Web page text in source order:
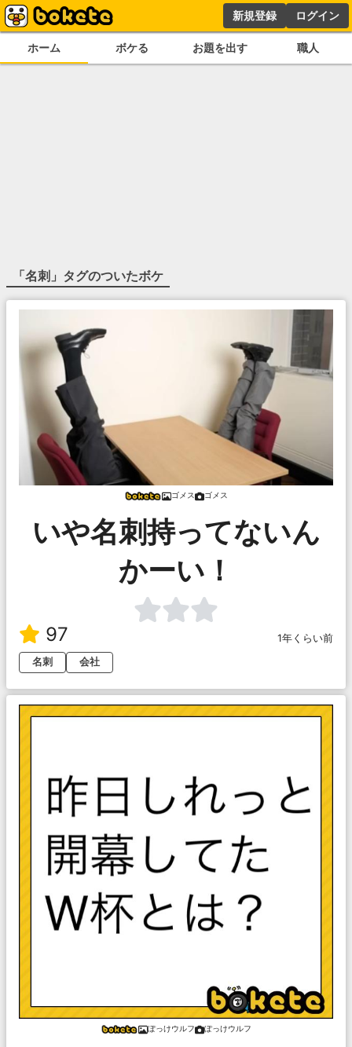
新規登録 ログイン
ホーム ボケる お題を出す 職人
「名刺 」タグのついたボケ
ゴメス ゴメス
いや名刺持ってないん
かーい！
97
1年くらい前
名刺
会社
ぽっけウルフ ぽっけウルフ